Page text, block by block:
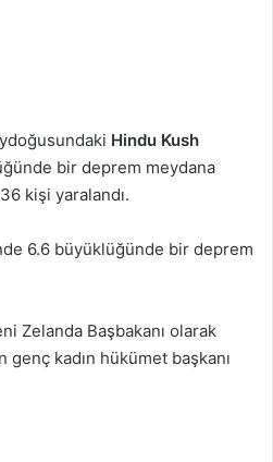
Hindu Kush
bir deprem meydana
kişi yaralandı.
6.6 büyüklüğünde bir deprem
Zelanda Başbakanı olarak
kadın hükümet başkanı